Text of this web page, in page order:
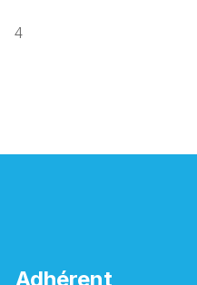
4
Adhérent